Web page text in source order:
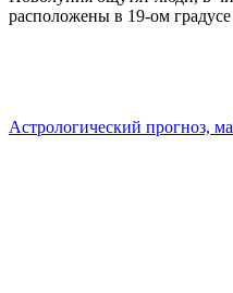
расположены в 19-ом
Астрологический прогноз,